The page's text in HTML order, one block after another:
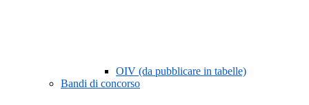
OIV (da pubblicare in tabelle)
Bandi di concorso